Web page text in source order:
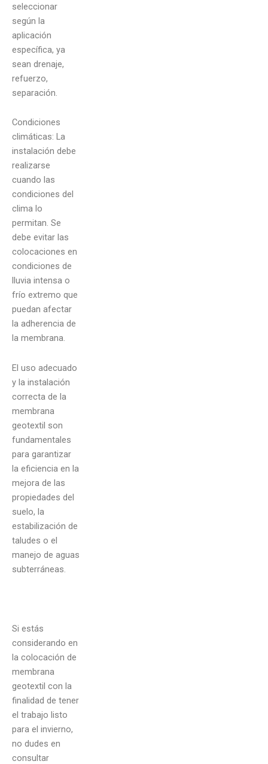
seleccionar
según la
aplicación
específica, ya
sean drenaje,
refuerzo,
separación.
Condiciones
climáticas: La
instalación debe
realizarse
cuando las
condiciones del
clima lo
permitan. Se
debe evitar las
colocaciones en
condiciones de
lluvia intensa o
frío extremo que
puedan afectar
la adherencia de
la membrana.
El uso adecuado
y la instalación
correcta de la
membrana
geotextil son
fundamentales
para garantizar
la eficiencia en la
mejora de las
propiedades del
suelo, la
estabilización de
taludes o el
manejo de aguas
subterráneas.
Si estás
considerando en
la colocación de
membrana
geotextil con la
finalidad de tener
el trabajo listo
para el invierno,
no dudes en
consultar